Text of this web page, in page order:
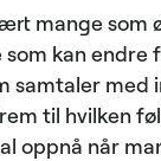
mange som
kan endre
samtaler
til hvilken
oppnå når